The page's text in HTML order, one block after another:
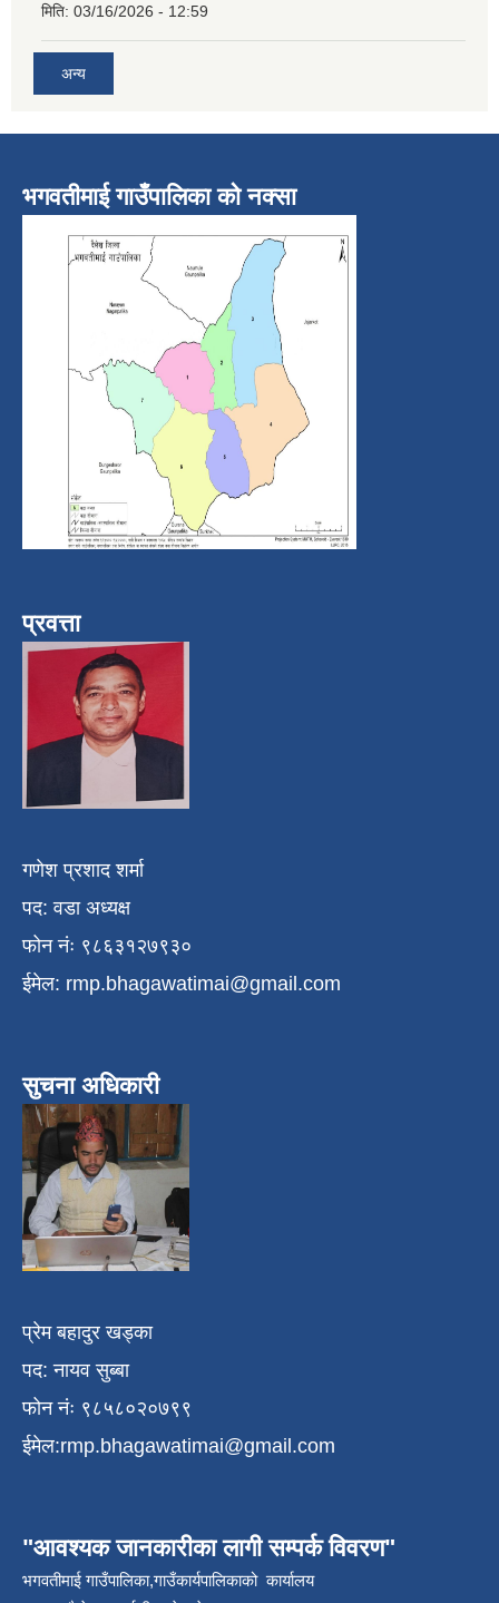
मिति: 03/16/2026 - 12:59
अन्य
भगवतीमाई गाउँपालिका को नक्सा
प्रवत्ता
गणेश प्रशाद शर्मा
पद: वडा अध्यक्ष
फोन नंः ९८६३१२७९३०
ईमेल: rmp.bhagawatimai@gmail.com
सुचना अधिकारी
प्रेम बहादुर खड्का
पद: नायव सुब्बा
फोन नंः ९८५८०२०७९९
ईमेल:rmp.bhagawatimai@gmail.com
"आवश्यक जानकारीका लागी सम्पर्क विवरण"
भगवतीमाई गाउँपालिका,गाउँकार्यपालिकाको कार्यालय